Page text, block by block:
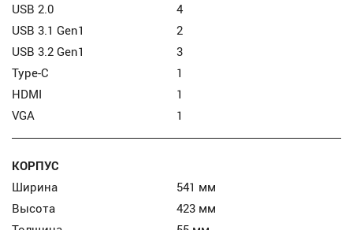
USB 2.0
4
USB 3.1 Gen1
2
USB 3.2 Gen1
3
Type-C
1
HDMI
1
VGA
1
КОРПУС
Ширина
541 мм
Высота
423 мм